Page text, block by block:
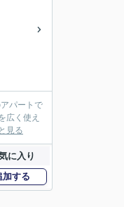
パートで
広く使え
見る
に入り
加する